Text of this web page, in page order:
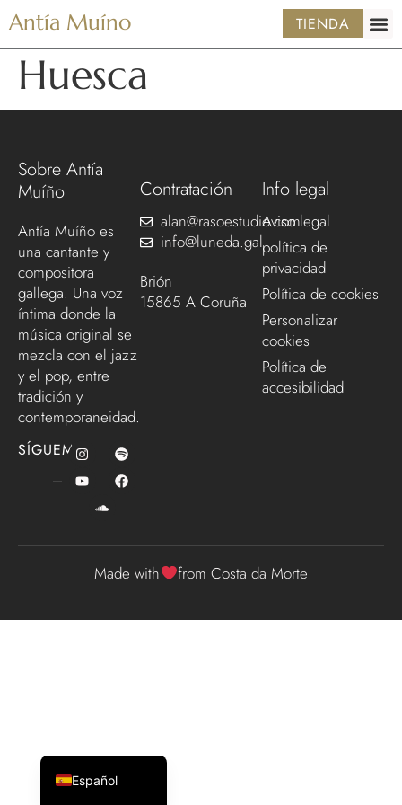
Antía Muíno TIENDA
Huesca
Sobre Antía
Muíño
Antía Muíño es
una cantante y
compositora
gallega. Una voz
íntima donde la
música original se
mezcla con el jazz
y el pop, entre
tradición y
contemporaneidad.
SÍGUEME
Contratación
alan@rasoestudio.com
info@luneda.gal
Brión
15865 A Coruña
Info legal
Aviso legal
política de
privacidad
Política de cookies
Personalizar
cookies
Política de
accesibilidad
Made with from Costa da Morte
Español